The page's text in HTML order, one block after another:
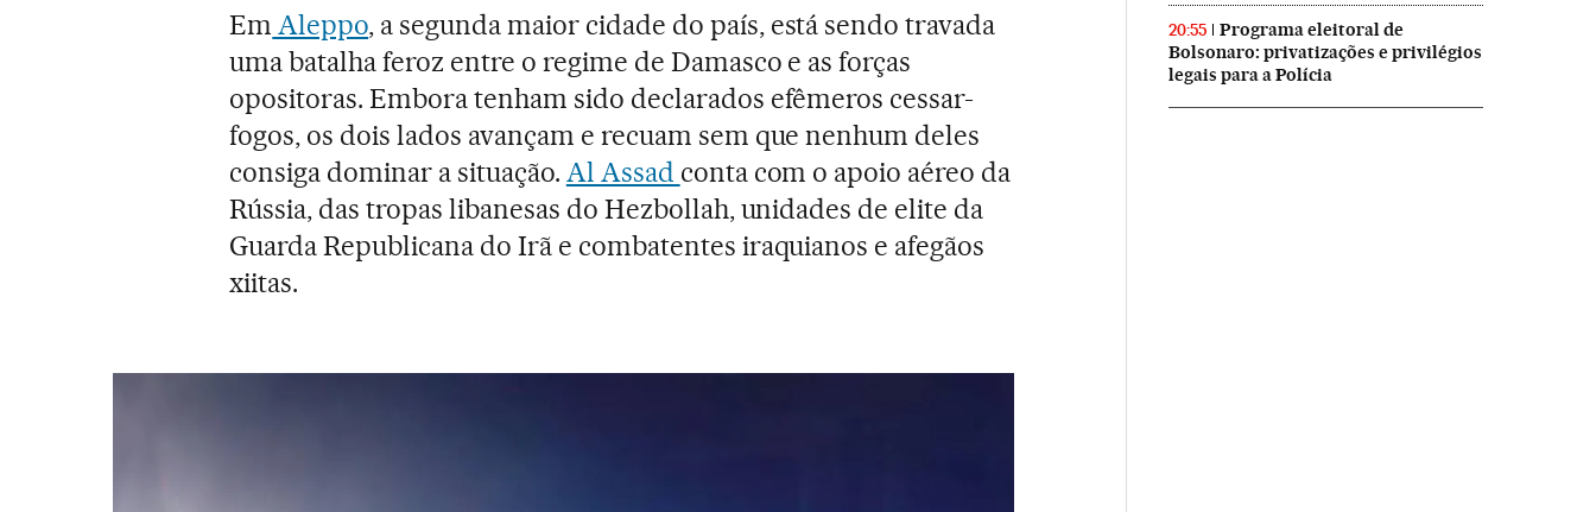
Em Aleppo, a segunda maior cidade do país, está sendo travada
uma batalha feroz entre o regime de Damasco e as forças
opositoras. Embora tenham sido declarados efêmeros cessar-
fogos, os dois lados avançam e recuam sem que nenhum deles
consiga dominar a situação. Al Assad conta com o apoio aéreo da
Rússia, das tropas libanesas do Hezbollah, unidades de elite da
Guarda Republicana do Irã e combatentes iraquianos e afegãos
xiitas.
20:55
Programa eleitoral de
Bolsonaro: privatizações e privilégios
legais para a Polícia